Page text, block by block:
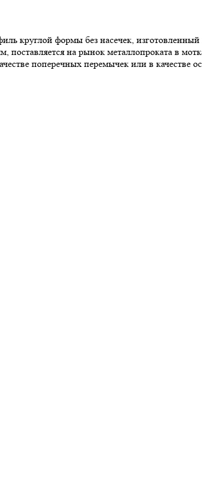
круглой формы без насечек,
поставляется на рынок металлопроката в
поперечных перемычек или в качестве